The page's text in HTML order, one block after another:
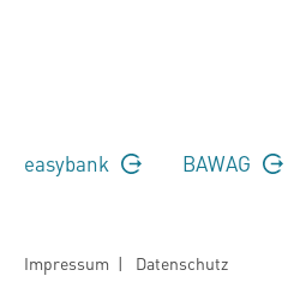
easybank BAWAG
Impressum | Datenschutz